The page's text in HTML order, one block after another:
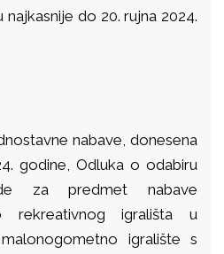
do 20. rujna 2024.
nabave, donesena
. godine, Odluka o odabiru
za predmet nabave
rekreativnog igrališta u
igralište s